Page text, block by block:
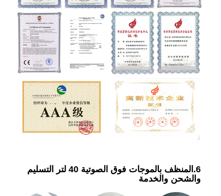
6.المنظف بالموجات فوق الصوتية 40 لتر التسليم
والشحن والخدمة